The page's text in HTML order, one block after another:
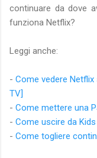
continuare da dove
funziona Netflix?
Leggi anche:
- Come vedere
TV]
- Come mettere una
- Come uscire da
- Come togliere